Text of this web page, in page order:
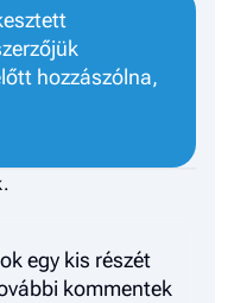
hozzászólna,
egy kis részét
kommentek